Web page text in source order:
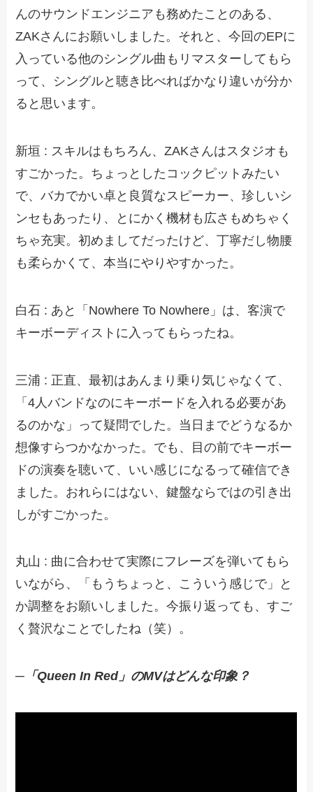
んのサウンドエンジニアも務めたことのある、
ZAKさんにお願いしました。それと、今回のEPに
入っている他のシングル曲もリマスターしてもら
って、シングルと聴き比べればかなり違いが分か
ると思います。
新垣 : スキルはもちろん、ZAKさんはスタジオも
すごかった。ちょっとしたコックピットみたい
で、バカでかい卓と良質なスピーカー、珍しいシ
ンセもあったり、とにかく機材も広さもめちゃく
ちゃ充実。初めましてだったけど、丁寧だし物腰
も柔らかくて、本当にやりやすかった。
白石 : あと「Nowhere To Nowhere」は、客演で
キーボーディストに入ってもらったね。
三浦 : 正直、最初はあんまり乗り気じゃなくて、
「4人バンドなのにキーボードを入れる必要があ
るのかな」って疑問でした。当日までどうなるか
想像すらつかなかった。でも、目の前でキーボー
ドの演奏を聴いて、いい感じになるって確信でき
ました。おれらにはない、鍵盤ならではの引き出
しがすごかった。
丸山 : 曲に合わせて実際にフレーズを弾いてもら
いながら、「もうちょっと、こういう感じで」と
か調整をお願いしました。今振り返っても、すご
く贅沢なことでしたね（笑）。
─「Queen In Red」のMVはどんな印象？